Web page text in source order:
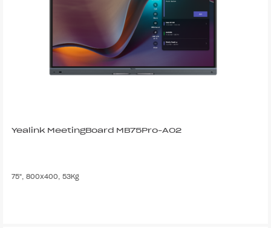
Yealink MeetingBoard MB75Pro-A02
75", 800x400, 53Kg